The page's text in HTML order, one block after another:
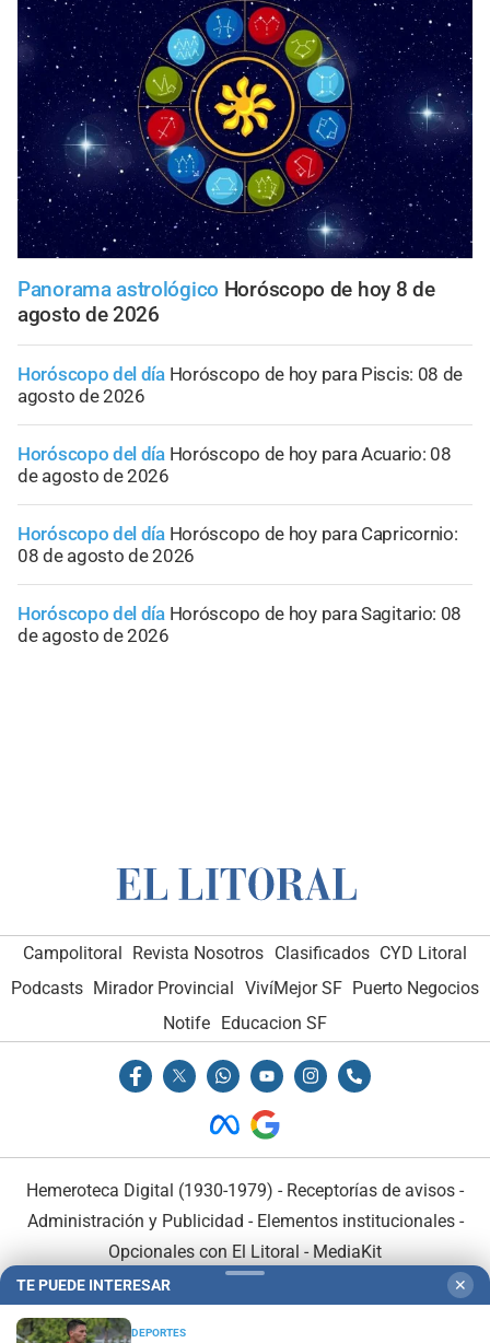
Panorama astrológico Horóscopo de hoy 8 de
agosto de 2026
Horóscopo del día Horóscopo de hoy para Piscis: 08 de
agosto de 2026
Horóscopo del día Horóscopo de hoy para Acuario: 08
de agosto de 2026
Horóscopo del día Horóscopo de hoy para Capricornio:
08 de agosto de 2026
Horóscopo del día Horóscopo de hoy para Sagitario: 08
de agosto de 2026
Campolitoral Revista Nosotros Clasificados CYD Litoral
Podcasts Mirador Provincial VivíMejor SF Puerto Negocios
Notife Educacion SF
Hemeroteca Digital (1930-1979) - Receptorías de avisos -
Administración y Publicidad - Elementos institucionales-
Opcionales con El Litoral - MediaKit
TE PUEDE INTERESAR ✕
DEPORTES